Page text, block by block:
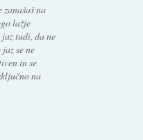
zanašaš na
lažje
tudi, da ne
se ne
in se
na